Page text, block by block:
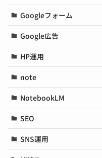
Googleフォーム
Google広告
HP運用
note
NotebookLM
SEO
SNS運用